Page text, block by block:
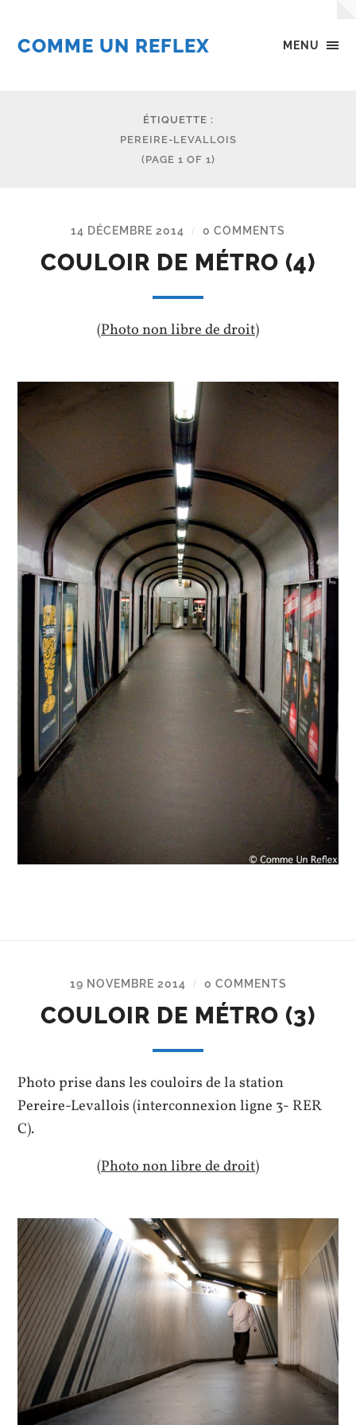
MENU
COMME UN REFLEX
ÉTIQUETTE :
PEREIRE-LEVALLOIS
(PAGE 1 OF 1)
14 DÉCEMBRE 2014 / 0 COMMENTS
COULOIR DE MÉTRO (4)
(Photo non libre de droit)
19 NOVEMBRE 2014 / 0 COMMENTS
COULOIR DE MÉTRO (3)
Photo prise dans les couloirs de la station
Pereire-Levallois (interconnexion ligne 3- RER
C).
(Photo non libre de droit)